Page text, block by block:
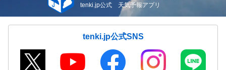
tenki.jp公式 天気予報アプリ
tenki.jp公式SNS